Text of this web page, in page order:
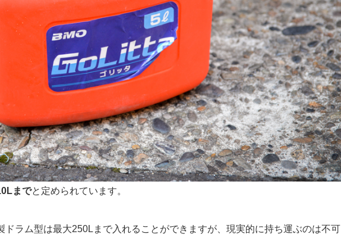
までと定められています。
ドラム型は最大250Lまで入れることができますが、現実的に持ち運ぶのは不可